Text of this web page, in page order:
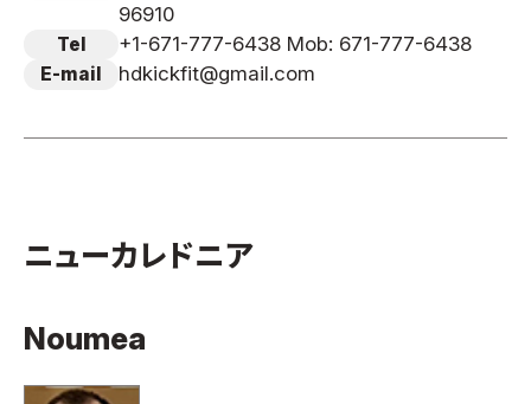
96910
Tel +1-671-777-6438 Mob: 671-777-6438
E-mail hdkickfit@gmail.com
ニューカレドニア
Noumea